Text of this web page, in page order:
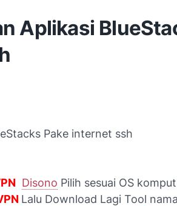
Aplikasi
Pake internet ssh
Disono Pilih sesuai OS
Lalu Download Lagi Tool